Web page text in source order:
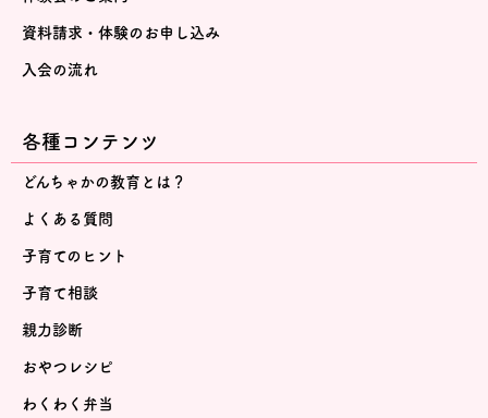
資料請求・体験のお申し込み
入会の流れ
各種コンテンツ
どんちゃかの教育とは？
よくある質問
子育てのヒント
子育て相談
親力診断
おやつレシピ
わくわく弁当